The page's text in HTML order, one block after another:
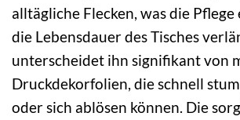
alltägliche Flecken, was die
die Lebensdauer des Tisches
unterscheidet ihn signifikant von
Druckdekorfolien, die schnell
oder sich ablösen können. Die